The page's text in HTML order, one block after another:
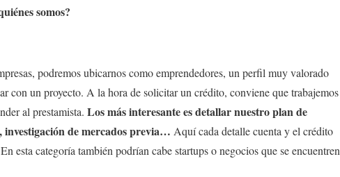
somos?
podremos ubicarnos como emprendedores, un perfil muy valorado
con un proyecto. A la hora de solicitar un crédito, conviene que trabajemos
al prestamista. Los más interesante es detallar nuestro plan de
investigación de mercados previa… Aquí cada detalle cuenta y el crédito
esta categoría también podrían cabe startups o negocios que se encuentren